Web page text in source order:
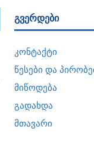
გვერდები
კონტაქტი
წესები და
მიწოდება
გადახდა
მთავარი